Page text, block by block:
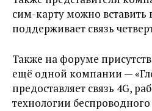
сим-карту можно вставить
поддерживает связь
Также на форуме
ещё одной компании —
предоставляет связь 4G,
технологии